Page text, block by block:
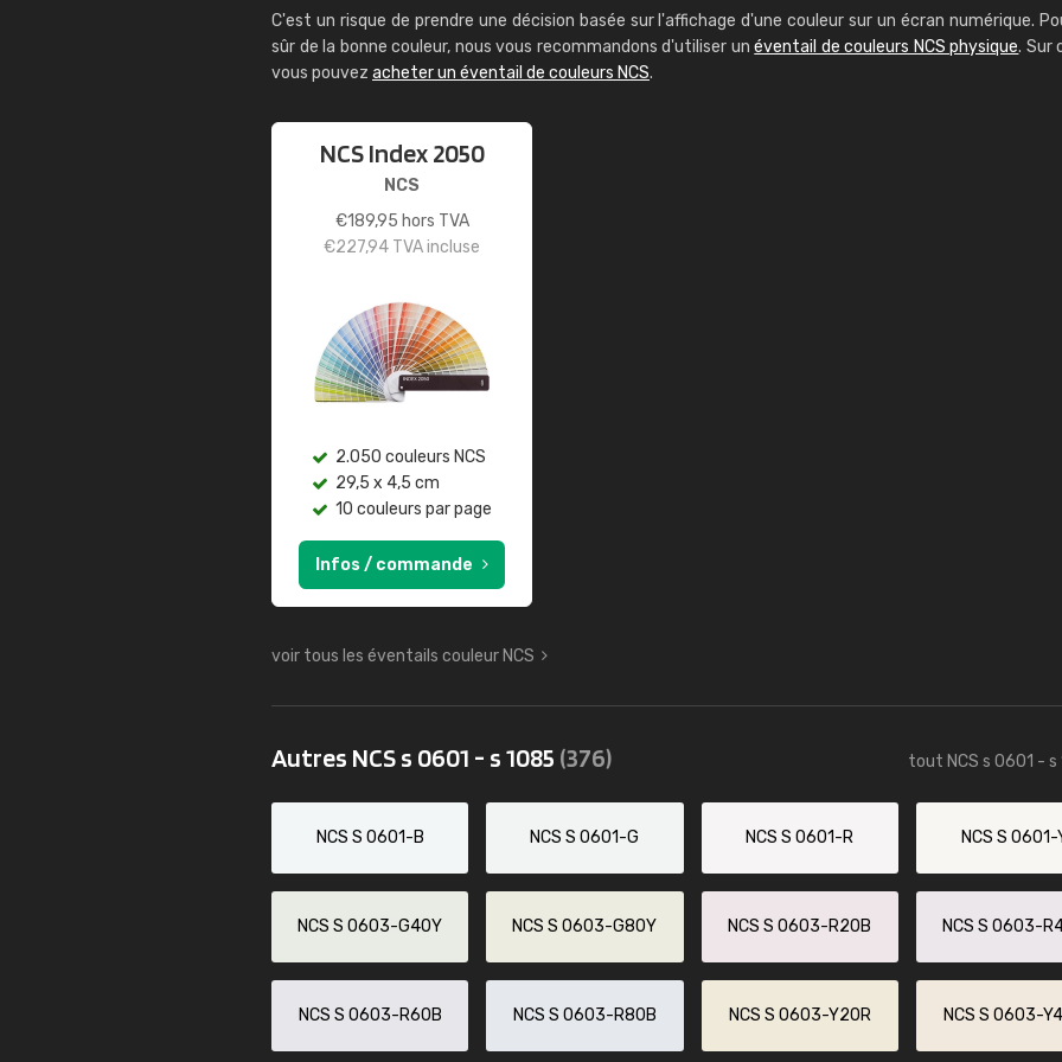
C'est un risque de prendre une décision basée sur l'affichage d'une couleur sur un écran numérique.
sûr de la bonne couleur, nous vous recommandons d'utiliser unéventail de couleurs NCS physique. Sur
vous pouvez acheter un éventail de couleurs NCS.
NCS Index 2050
NCS
€189,95 hors TVA
€227,94 TVA incluse
2.050 couleurs NCS
29,5 x 4,5 cm
10 couleurs par page
Infos / commande
voir tous les éventails couleur NCS
Autres NCS s 0601 - s 1085 (376) tout NCS s 0601 - s
NCS S 0601-B NCS S 0601-G NCS S 0601-R NCS S 0601-
NCS S 0603-G40Y NCS S 0603-G80Y NCS S 0603-R20B NCS S 0603-
NCS S 0603-R60B NCS S 0603-R80B NCS S 0603-Y20R NCS S 0603-